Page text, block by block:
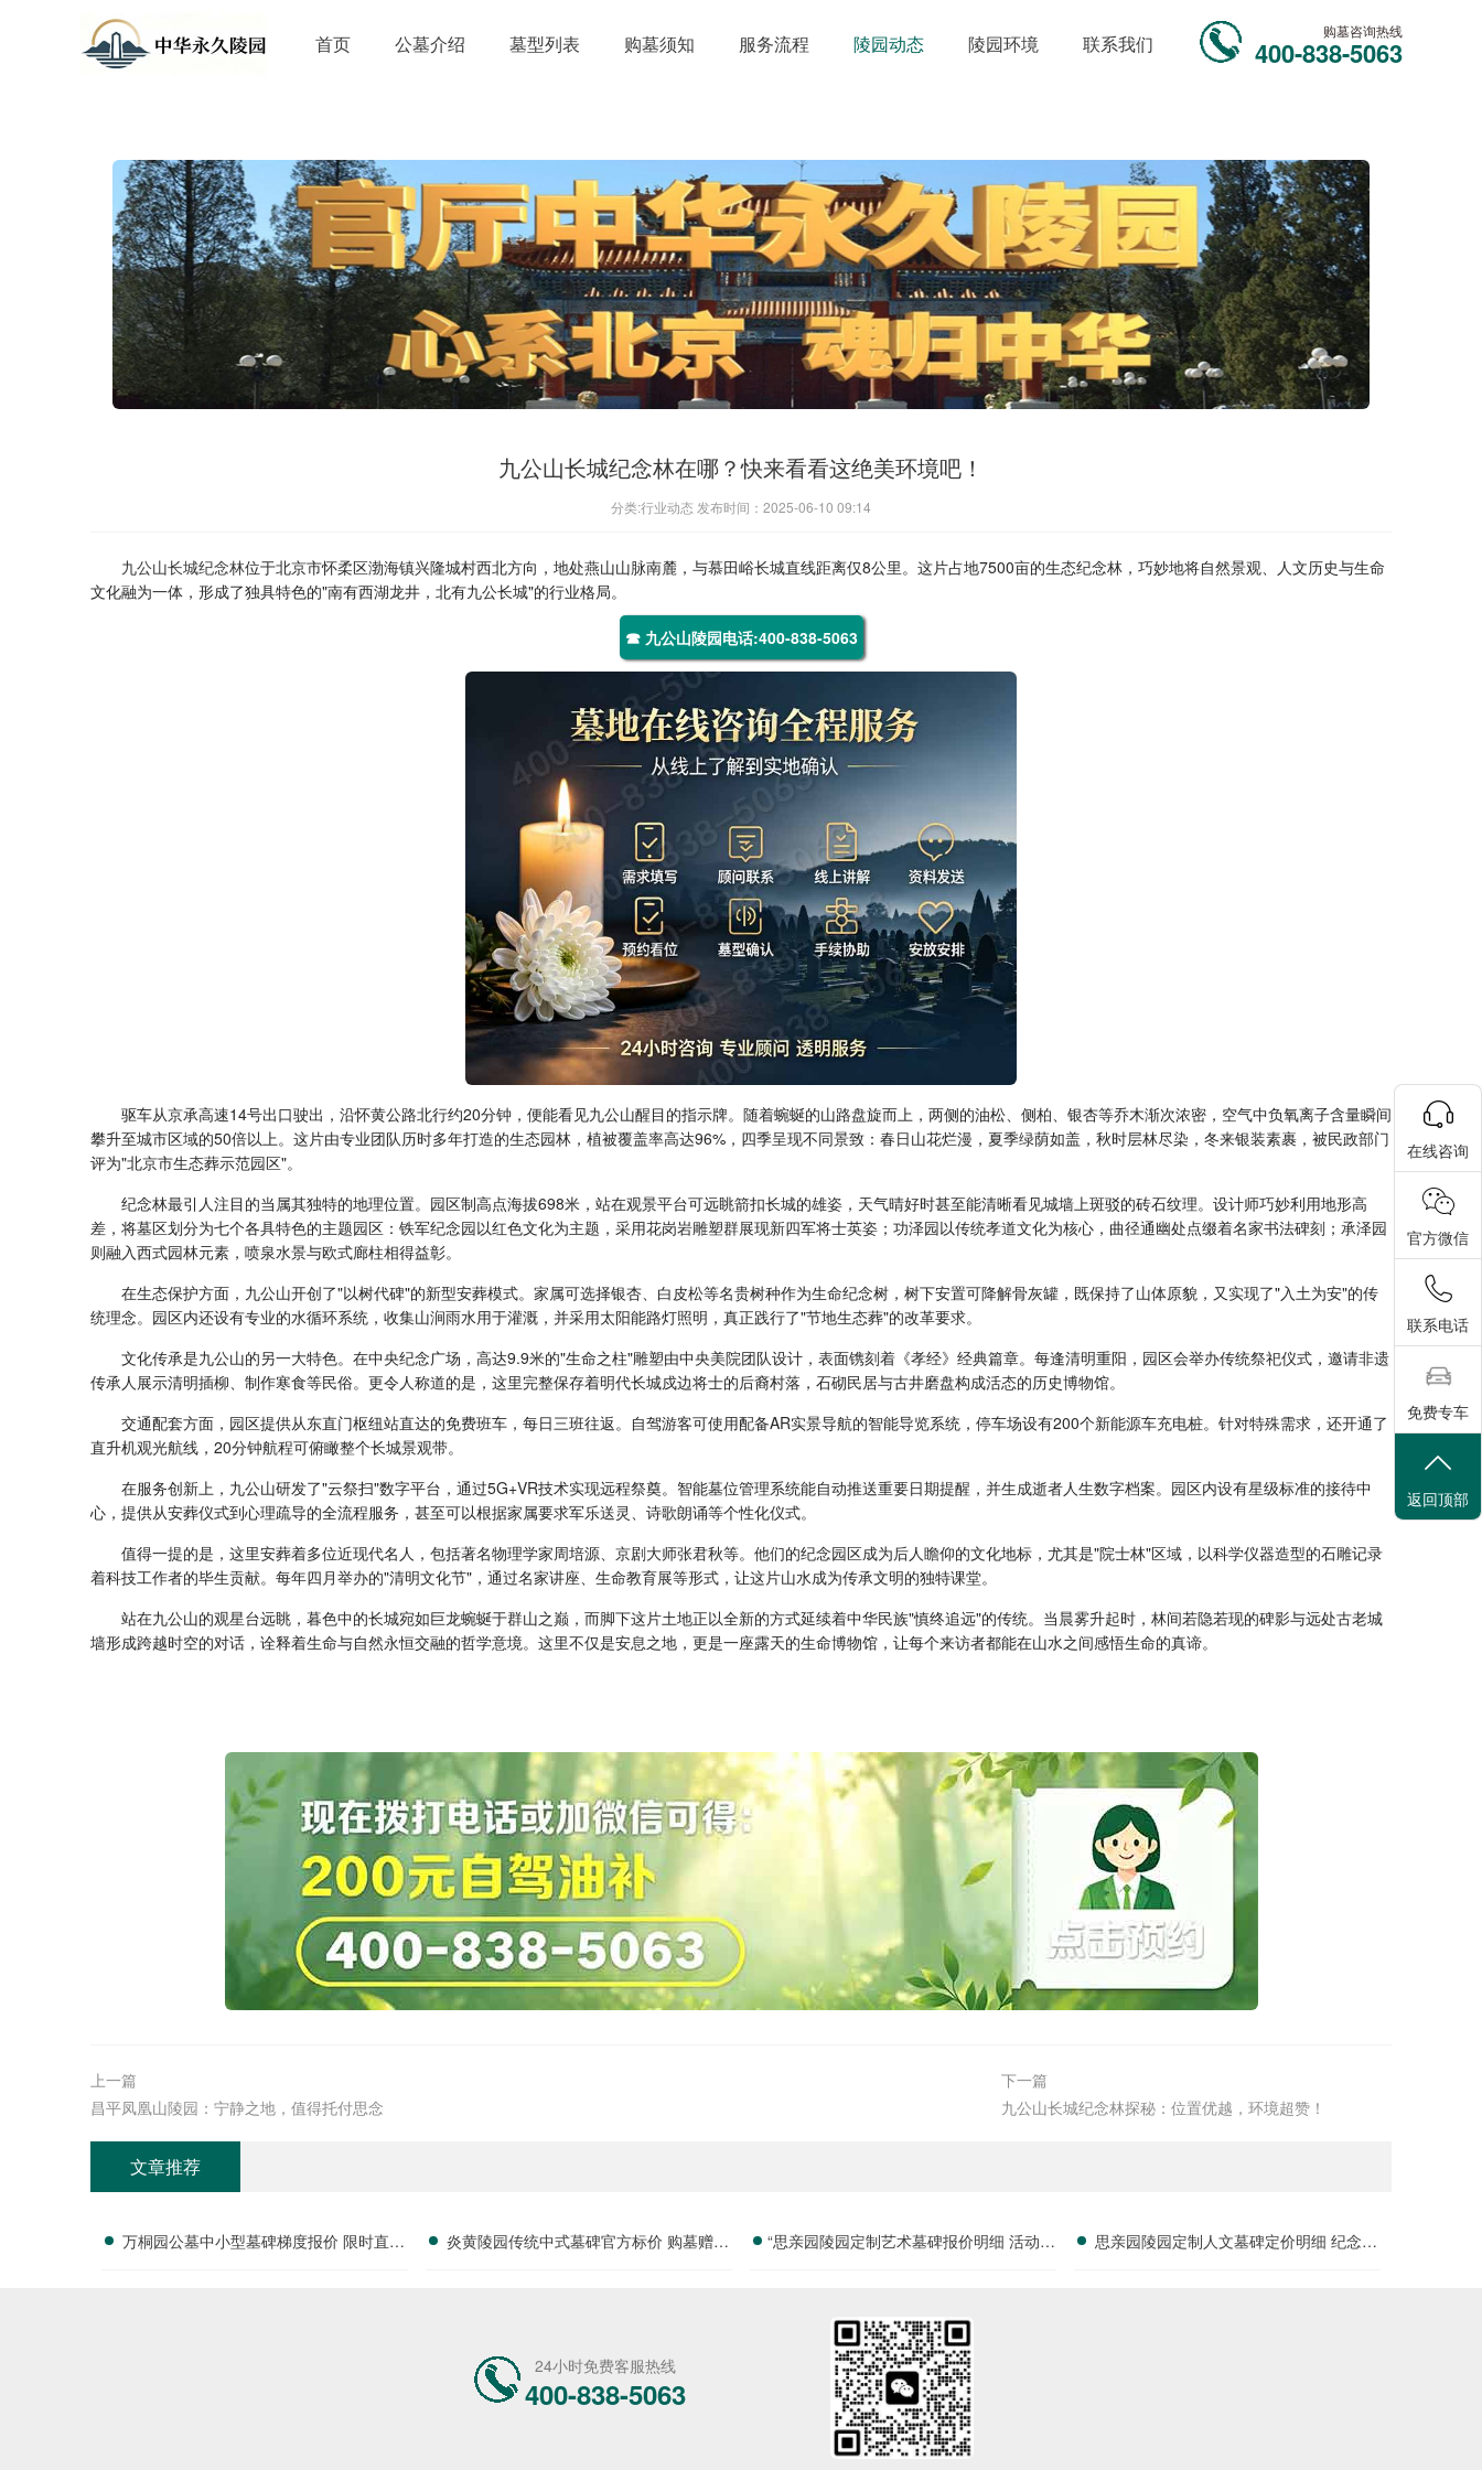
首页 公墓介绍 墓型列表 购墓须知 服务流程 陵园动态 陵园环境 联系我们
购墓咨询热线
400-838-5063
九公山长城纪念林在哪？快来看看这绝美环境吧！
分类:行业动态 发布时间：2025-06-10 09:14
九公山长城纪念林位于北京市怀柔区渤海镇兴隆城村西北方向，地处燕山山脉南麓，与慕田峪长城直线距离仅8公里。这片占地7500亩的生态纪念林，巧妙地将自然景观、人文历史与生命
文化融为一体，形成了独具特色的"南有西湖龙井，北有九公长城"的行业格局。
☎ 九公山陵园电话:400-838-5063
驱车从京承高速14号出口驶出，沿怀黄公路北行约20分钟，便能看见九公山醒目的指示牌。随着蜿蜒的山路盘旋而上，两侧的油松、侧柏、银杏等乔木渐次浓密，空气中负氧离子含量瞬间
攀升至城市区域的50倍以上。这片由专业团队历时多年打造的生态园林，植被覆盖率高达96%，四季呈现不同景致：春日山花烂漫，夏季绿荫如盖，秋时层林尽染，冬来银装素裹，被民政部门
评为"北京市生态葬示范园区"。
纪念林最引人注目的当属其独特的地理位置。园区制高点海拔698米，站在观景平台可远眺箭扣长城的雄姿，天气晴好时甚至能清晰看见城墙上斑驳的砖石纹理。设计师巧妙利用地形高
差，将墓区划分为七个各具特色的主题园区：铁军纪念园以红色文化为主题，采用花岗岩雕塑群展现新四军将士英姿；功泽园以传统孝道文化为核心，曲径通幽处点缀着名家书法碑刻；承泽园
则融入西式园林元素，喷泉水景与欧式廊柱相得益彰。
在生态保护方面，九公山开创了"以树代碑"的新型安葬模式。家属可选择银杏、白皮松等名贵树种作为生命纪念树，树下安置可降解骨灰罐，既保持了山体原貌，又实现了"入土为安"的传
统理念。园区内还设有专业的水循环系统，收集山涧雨水用于灌溉，并采用太阳能路灯照明，真正践行了"节地生态葬"的改革要求。
文化传承是九公山的另一大特色。在中央纪念广场，高达9.9米的"生命之柱"雕塑由中央美院团队设计，表面镌刻着《孝经》经典篇章。每逢清明重阳，园区会举办传统祭祀仪式，邀请非遗
传承人展示清明插柳、制作寒食等民俗。更令人称道的是，这里完整保存着明代长城戍边将士的后裔村落，石砌民居与古井磨盘构成活态的历史博物馆。
交通配套方面，园区提供从东直门枢纽站直达的免费班车，每日三班往返。自驾游客可使用配备AR实景导航的智能导览系统，停车场设有200个新能源车充电桩。针对特殊需求，还开通了
直升机观光航线，20分钟航程可俯瞰整个长城景观带。
在服务创新上，九公山研发了"云祭扫"数字平台，通过5G+VR技术实现远程祭奠。智能墓位管理系统能自动推送重要日期提醒，并生成逝者人生数字档案。园区内设有星级标准的接待中
心，提供从安葬仪式到心理疏导的全流程服务，甚至可以根据家属要求军乐送灵、诗歌朗诵等个性化仪式。
值得一提的是，这里安葬着多位近现代名人，包括著名物理学家周培源、京剧大师张君秋等。他们的纪念园区成为后人瞻仰的文化地标，尤其是"院士林"区域，以科学仪器造型的石雕记录
着科技工作者的毕生贡献。每年四月举办的"清明文化节"，通过名家讲座、生命教育展等形式，让这片山水成为传承文明的独特课堂。
站在九公山的观星台远眺，暮色中的长城宛如巨龙蜿蜒于群山之巅，而脚下这片土地正以全新的方式延续着中华民族"慎终追远"的传统。当晨雾升起时，林间若隐若现的碑影与远处古老城
墙形成跨越时空的对话，诠释着生命与自然永恒交融的哲学意境。这里不仅是安息之地，更是一座露天的生命博物馆，让每个来访者都能在山水之间感悟生命的真谛。
上一篇
昌平凤凰山陵园：宁静之地，值得托付思念
下一篇
九公山长城纪念林探秘：位置优越，环境超赞！
文章推荐
万桐园公墓中小型墓碑梯度报价 限时直降
炎黄陵园传统中式墓碑官方标价 购墓赠送
“思亲园陵园定制艺术墓碑报价明细 活动减
思亲园陵园定制人文墓碑定价明细 纪念空
24小时免费客服热线
400-838-5063
在线咨询
官方微信
联系电话
免费专车
返回顶部